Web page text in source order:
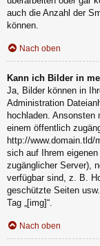
auch die Anzahl der
können.
Nach oben
Kann ich Bilder in
Ja, Bilder können in
Administration
hochladen.
einem öffentlich
http://www.domain.tld/
sich auf Ihrem
zugänglicher Server),
verfügbar sind, z. B.
geschützte Seiten
Tag „[img]“.
Nach oben